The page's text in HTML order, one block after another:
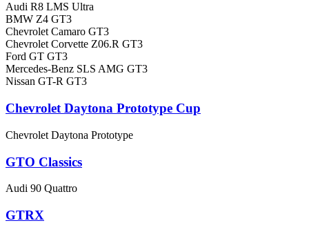
Audi R8 LMS Ultra
BMW Z4 GT3
Chevrolet Camaro GT3
Chevrolet Corvette Z06.R GT3
Ford GT GT3
Mercedes-Benz SLS AMG GT3
Nissan GT-R GT3
Chevrolet Daytona Prototype Cup
Chevrolet Daytona Prototype
GTO Classics
Audi 90 Quattro
GTRX